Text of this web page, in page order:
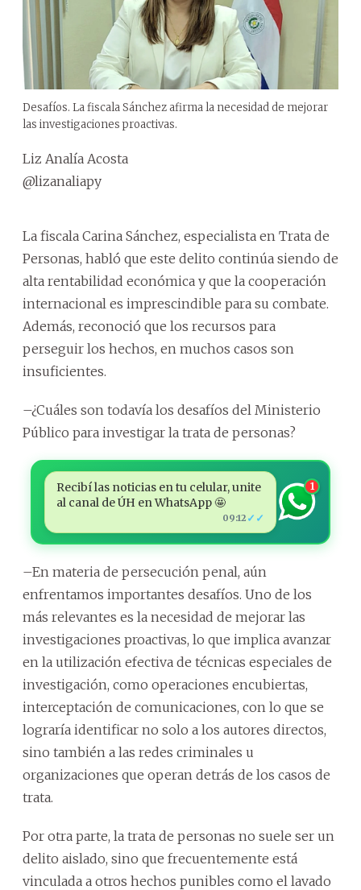
Desafíos. La fiscala Sánchez afirma la necesidad de mejorar
las investigaciones proactivas.
Liz Analía Acosta
@lizanaliapy
La fiscala Carina Sánchez, especialista en Trata de
Personas, habló que este delito continúa siendo de
alta rentabilidad económica y que la cooperación
internacional es imprescindible para su combate.
Además, reconoció que los recursos para
perseguir los hechos, en muchos casos son
insuficientes.
–¿Cuáles son todavía los desafíos del Ministerio
Público para investigar la trata de personas?
Recibí las noticias en tu celular, unite
al canal de ÚH en WhatsApp 🤩
09:12 ✓✓
1
–En materia de persecución penal, aún
enfrentamos importantes desafíos. Uno de los
más relevantes es la necesidad de mejorar las
investigaciones proactivas, lo que implica avanzar
en la utilización efectiva de técnicas especiales de
investigación, como operaciones encubiertas,
interceptación de comunicaciones, con lo que se
lograría identificar no solo a los autores directos,
sino también a las redes criminales u
organizaciones que operan detrás de los casos de
trata.
Por otra parte, la trata de personas no suele ser un
delito aislado, sino que frecuentemente está
vinculada a otros hechos punibles como el lavado